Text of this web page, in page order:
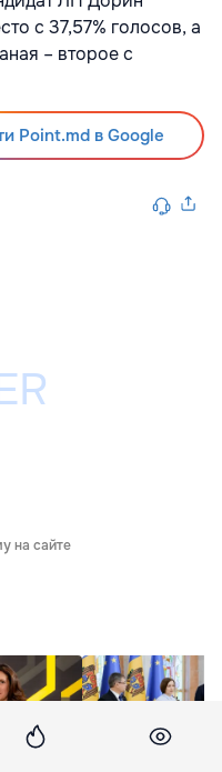
с 37,57% голосов, а
– второе с
Point.md в Google
на сайте